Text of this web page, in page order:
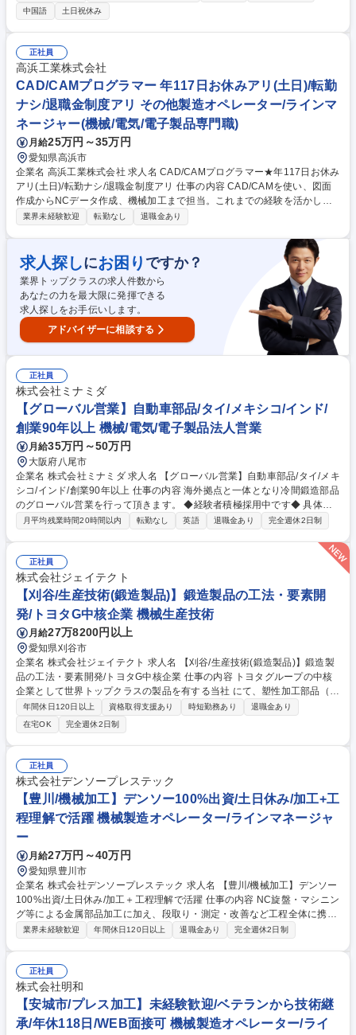
ャレンジングかつやりがいのあるポジションです。 ◇通訳：中国語と日本
語を用いて、親会社（中国）社長の通訳を務めていただきます。語学力を
活かしながら、日本マーケットの開拓を支える重要や役割です。◇事務仕
事：書類のファイリングや整理、各種書類の作成・処理、電話対応・来客
対応、伝票処理・整理、備品管理など ┗中国語が堪能であることが求めら
れるポジションですが、通常の事務職では味わえないやりがいや成長実感
を感じることができます！ 募集職種 【大阪/一般事務】中国語ができるか
た歓迎/中国の親会社との橋渡し/年休120日
中国語
土日祝休み
正社員
高浜工業株式会社
CAD/CAMプログラマー 年117日お休みアリ(土日)/転勤
ナシ/退職金制度アリ その他製造オペレーター/ラインマ
ネージャー(機械/電気/電子製品専門職)
月給25万円～35万円
愛知県高浜市
企業名 高浜工業株式会社 求人名 CAD/CAMプログラマー★年117日お休み
アリ(土日)/転勤ナシ/退職金制度アリ 仕事の内容 CAD/CAMを使い、図面
作成からNCデータ作成、機械加工まで担当。これまでの経験を活かし、
高精度な部品づくりに携われる技術職です。 2D CADで図面を作成・修正
を作成し、NC旋盤やマシニングセンターで部品加工を行います。加工か
ら仕上げまで一貫して担当し、手のひらサイズから数メートル級まで幅広
い製品に対応。CAD/CAMの実務経験を活かし、精度の高いものづくりに
取り組める環境です。 業務の変更範囲：当社が定める業務 募集職種 CAD/
CAMプログラマー★年117日お休みアリ(土日)/転勤ナシ/退職金制度アリ
業界未経験歓迎 転勤なし 退職金あり
求人探しにお困り ですか？
業界トップクラスの求人件数から
あなたの力を最大限に発揮できる
求人探しをお手伝いします。
アドバイザーに相談する
正社員
株式会社ミナミダ
【グローバル営業】自動車部品/タイ/メキシコ/インド/
創業90年以上 機械/電気/電子製品法人営業
月給35万円～50万円
大阪府八尾市
企業名 株式会社ミナミダ 求人名 【グローバル営業】自動車部品/タイ/メキ
シコ/インド/創業90年以上 仕事の内容 海外拠点と一体となり冷間鍛造部品
のグローバル営業を行って頂きます。 ◆経験者積極採用中です◆ 具体的
には、日系顧客本社との折衝や (技術担当者と一緒に)新規案件の検討など
場関連の受発注管理など。 必要に応じて海外出張、海外駐在の可能性もあ
ります。 募集職種 【グローバル営業】自動車部品/タイ/メキシコ/インド/
創業90年以上
月平均残業時間20時間以内 転勤なし 英語 退職金あり 完全週休2日制
正社員
株式会社ジェイテクト
【刈谷/生産技術(鍛造製品)】鍛造製品の工法・要素開
発/トヨタG中核企業 機械生産技術
月給27万8200円以上
愛知県刈谷市
企業名 株式会社ジェイテクト 求人名 【刈谷/生産技術(鍛造製品)】鍛造製
品の工法・要素開発/トヨタG中核企業 仕事の内容 トヨタグループの中核
企業として世界トップクラスの製品を有する当社 にて、塑性加工部品（転
造・鍛造 など）の生産準備および工法開発に関する下記業務をキャリアに
応じ担当当いただきます。 ■鍛造工法、要素開発業務（実機トライアル、
測定、金型修正等） ■鍛造金型設計業務全般（塑性加工解析、製品DR
等） ■鍛造設備設計業務全般（企画、装置仕様、設備DR等） ■鍛造生準へ
開発アイテム展開＆検証（工法、金型、装置などの展開） ■上記に関する
社内外の関係部署と打ち合わせ 募集職種 【刈谷/生産技術(鍛造製品)】鍛
造製品の工法・要素開発/トヨタG中核企業
年間休日120日以上 資格取得支援あり 時短勤務あり
退職金あり
在宅OK
完全週休2日制
正社員
株式会社デンソープレステック
【豊川/機械加工】デンソー100%出資/土日休み/加工+工
程理解で活躍 機械製造オペレーター/ラインマネージャ
ー
月給27万円～40万円
愛知県豊川市
企業名 株式会社デンソープレステック 求人名 【豊川/機械加工】デンソー
100%出資/土日休み/加工＋工程理解で活躍 仕事の内容 NC旋盤・マシニン
グ等による金属部品加工に加え、段取り・測定・改善など工程全体に携わ
るポジションです。生産性や品質向上を現場から支える、技術志向×チー
条件設定・ジグ段取り・寸法測定等の精度管理 ■不良対応・加工順序の改
善・治具提案などの改善活動 加工だけに留まらず、改善活動や工程管理に
も関わることで、次世代のリーダー候補としての成長も目指せます。 募集
職種 【豊川/機械加工】デンソー100%出資/土日休み/加工＋工程理解で活
躍
業界未経験歓迎 年間休日120日以上 退職金あり 完全週休2日制
正社員
株式会社明和
【安城市/プレス加工】未経験歓迎/ベテランから技術継
承/年休118日/WEB面接可 機械製造オペレーター/ライ